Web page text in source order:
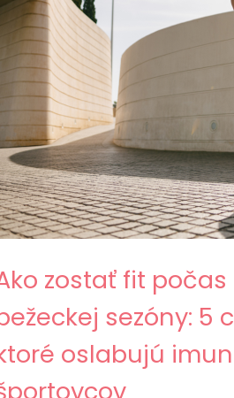
zostať fit počas
sezóny: 5
oslabujú